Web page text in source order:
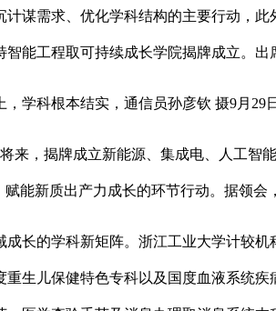
谋需求、优化学科结构的主要行动，
能工程取可持续成长学院揭牌成立。出
科根本结实，通信员孙彦钦 摄9月29
，揭牌成立新能源、集成电、人工智
能新质出产力成长的环节行动。据领会
的学科新矩阵。浙江工业大学计较机
生儿保健特色专科以及国度血液系统